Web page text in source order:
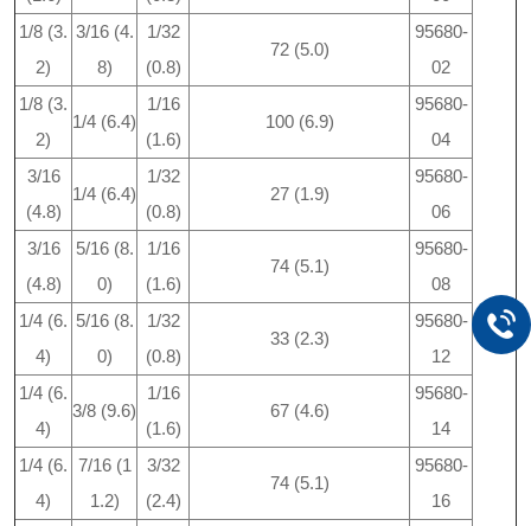
1/8 (3.
2)
3/16 (4.
8)
1/32
(0.8)
72 (5.0)
95680-
02
1/8 (3.
2)
1/4 (6.4)
1/16
(1.6)
100 (6.9)
95680-
04
3/16
(4.8)
1/4 (6.4)
1/32
(0.8)
27 (1.9)
95680-
06
3/16
(4.8)
5/16 (8.
0)
1/16
(1.6)
74 (5.1)
95680-
08
1/4 (6.
4)
5/16 (8.
0)
1/32
(0.8)
33 (2.3)
95680-
12
1/4 (6.
4)
3/8 (9.6)
1/16
(1.6)
67 (4.6)
95680-
14
1/4 (6.
4)
7/16 (1
1.2)
3/32
(2.4)
74 (5.1)
95680-
16